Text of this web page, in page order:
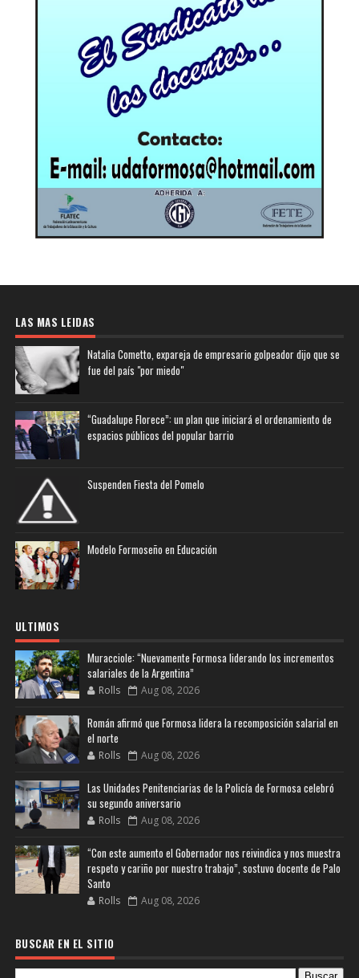
LAS MAS LEIDAS
Natalia Cometto, expareja de empresario golpeador dijo que se
fue del país "por miedo"
“Guadalupe Florece”: un plan que iniciará el ordenamiento de
espacios públicos del popular barrio
Suspenden Fiesta del Pomelo
Modelo Formoseño en Educación
ULTIMOS
Muracciole: “Nuevamente Formosa liderando los incrementos
salariales de la Argentina”
Rolls Aug 08, 2026
Román afirmó que Formosa lidera la recomposición salarial en
el norte
Rolls Aug 08, 2026
Las Unidades Penitenciarias de la Policía de Formosa celebró
su segundo aniversario
Rolls Aug 08, 2026
“Con este aumento el Gobernador nos reivindica y nos muestra
respeto y cariño por nuestro trabajo”, sostuvo docente de Palo
Santo
Rolls Aug 08, 2026
BUSCAR EN EL SITIO